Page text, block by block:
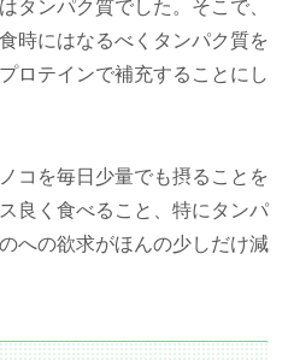
タンパク質でした。そこで、
時にはなるべくタンパク質を
ロテインで補充することにし
コを毎日少量でも摂ることを
良く食べること、特にタンパ
への欲求がほんの少しだけ減